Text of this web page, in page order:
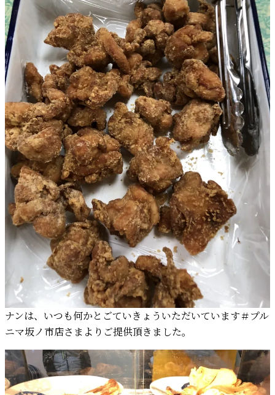
ナンは、いつも何かとごていきょういただいています＃プル
ニマ坂ノ市店さまよりご提供頂きました。